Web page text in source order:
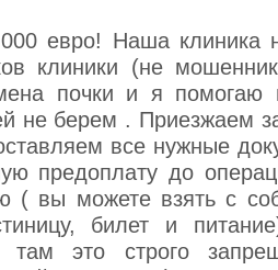
евро! Наша клиника
клиники (не
почки и я помогаю
не берем . Приезжаем
все нужные
предоплату до
( вы можете взять с
билет и
там это строго